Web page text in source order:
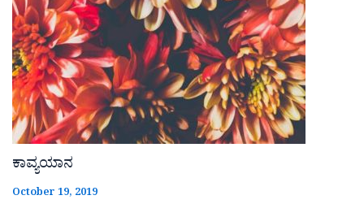
ಕಾವ್ಯಯಾನ
October 19, 2019